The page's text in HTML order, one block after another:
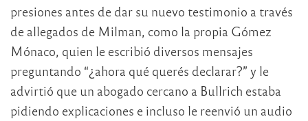
presiones antes de dar su nuevo testimonio a través
de allegados de Milman, como la propia Gómez
Mónaco, quien le escribió diversos mensajes
preguntando “¿ahora qué querés declarar?” y le
advirtió que un abogado cercano a Bullrich estaba
pidiendo explicaciones e incluso le reenvió un audio